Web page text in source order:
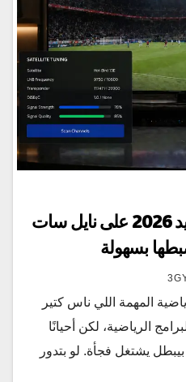
تردد قناة الكأس 5 الجديد 2026 على نايل سات
بسهولة
الرياضية المهمة اللي ناس كتير
الرياضية، لكن أحيانًا
بيبطل يشتغل فجأة. لو بتدور